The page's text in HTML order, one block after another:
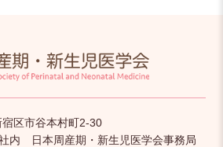
区市谷本村町2-30
社内 日本周産期・新生児医学会事務局